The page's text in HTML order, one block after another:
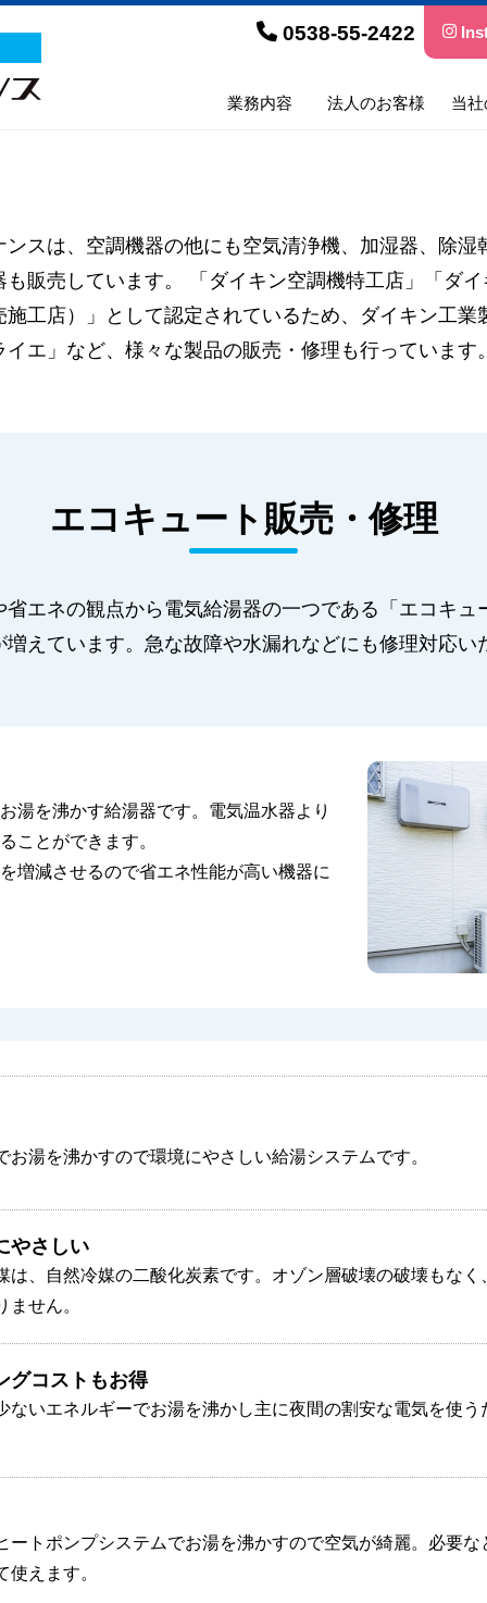
0538-55-2422
業務内容 法人のお客様 当
ンスは、空調機器の他にも空気清浄機、加湿器、除湿
も販売しています。 「ダイキン空調機特工店」「ダ
施工店）」として認定されているため、ダイキン工業
イエ」など、様々な製品の販売・修理も行っています
エコキュート販売・修理
省エネの観点から電気給湯器の一つである「エコキュ
増えています。急な故障や水漏れなどにも修理対応い
湯を沸かす給湯器です。電気温水器より
ことができます。
増減させるので省エネ性能が高い機器に
お湯を沸かすので環境にやさしい給湯システムです。
やさしい
は、自然冷媒の二酸化炭素です。オゾン層破壊の破壊もな
ません。
グコストもお得
ないエネルギーでお湯を沸かし主に夜間の割安な電気を使
ートポンプシステムでお湯を沸かすので空気が綺麗。必要
使えます。